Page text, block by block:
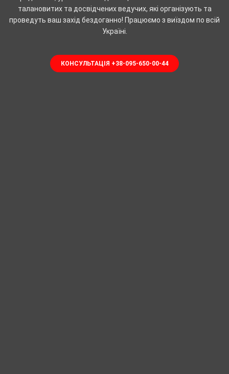
талановитих та досвідчених ведучих, які організують та
проведуть ваш захід бездоганно! Працюємо з виїздом по всій
Україні.
КОНСУЛЬТАЦІЯ +38-095-650-00-44